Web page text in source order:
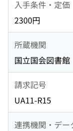
入手条件・定価
2300円
所蔵機関
国立国会図書館
請求記号
UA11-R15
連携機関・デー